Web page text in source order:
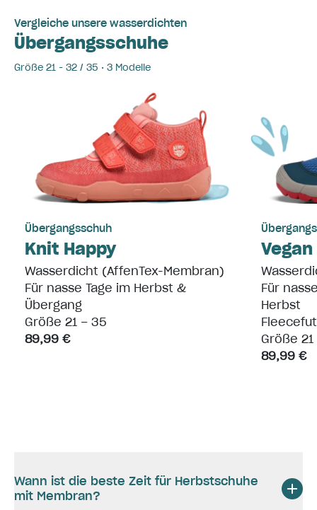
Vergleiche unsere wasserdichten
Übergangsschuhe
Größe 21 - 32 / 35 • 3 Modelle
Übergangsschuh
Knit Happy
Wasserdicht (AffenTex-Membran)
Für nasse Tage im Herbst &
Übergang
Größe 21 – 35
89,99 €
Für
Herbst
Größe
89,99 €
Wann ist die beste Zeit für Herbstschuhe
mit Membran?